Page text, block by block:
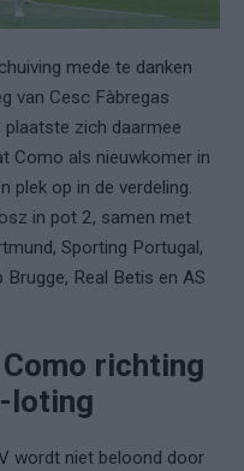
mede te danken
van Cesc Fàbregas
plaatste zich daarmee
Como als nieuwkomer in
plek op in de verdeling.
in pot 2, samen met
Sporting Portugal,
Real Betis en AS
richting
loting
wordt niet beloond door